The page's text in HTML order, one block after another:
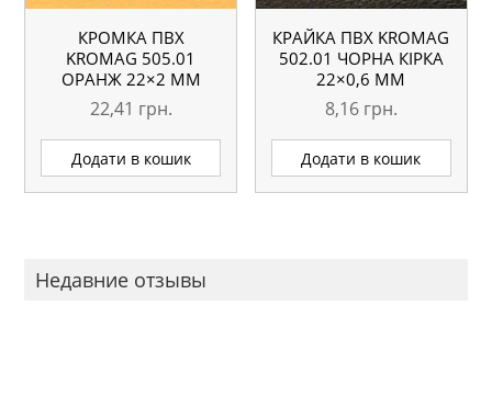
КРОМКА ПВХ
KROMAG 505.01
ОРАНЖ 22×2 ММ
22,41 грн.
Додати в кошик
КРАЙКА ПВХ KROMAG
502.01 ЧОРНА КІРКА
22×0,6 ММ
8,16 грн.
Додати в кошик
Недавние отзывы